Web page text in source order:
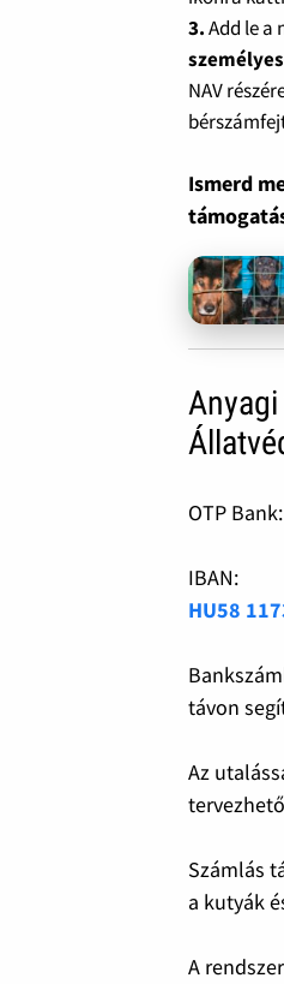
3.Add le
NAV
Ismerd
OTP Bank:
IBAN:
HU58
távon
Az
Számlás
a kutyák
A